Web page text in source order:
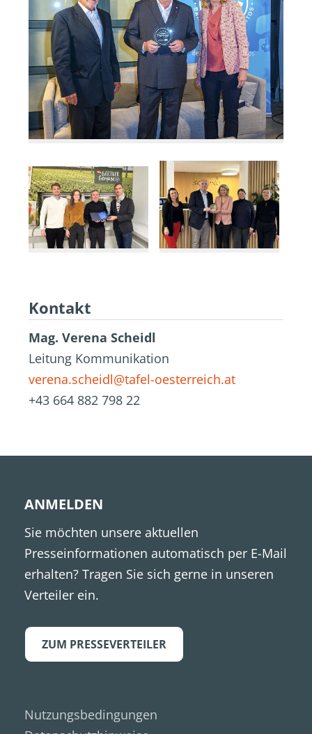
Kontakt
Mag. Verena Scheidl
Leitung Kommunikation
verena.scheidl@tafel-oesterreich.at
+43 664 882 798 22
ANMELDEN
Sie möchten unsere aktuellen
Presseinformationen automatisch per E-Mail
erhalten? Tragen Sie sich gerne in unseren
Verteiler ein.
ZUM PRESSEVERTEILER
Nutzungsbedingungen